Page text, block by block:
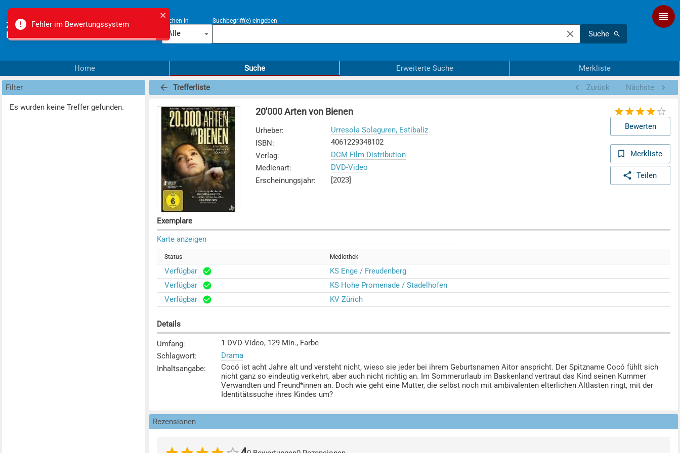
Fehler im Bewertungssystem
Zürcher Mittel- und
Berufsschulmediotheken
Suchen in
Alle
Suchbegriff(e) eingeben
Suche
Home Suche Erweiterte Suche Merkliste
Filter
Es wurden keine Treffer gefunden.
Trefferliste Zurück Nächste
20'000 Arten von Bienen
Urheber:
Urresola Solaguren, Estibaliz
ISBN:
4061229348102
Verlag:
DCM Film Distribution
Medienart:
DVD-Video
Erscheinungsjahr: [2023]
Bewerten
Merkliste
Teilen
Exemplare
Karte anzeigen
Status Mediothek
Verfügbar
KS Enge / Freudenberg
Verfügbar
KS Hohe Promenade / Stadelhofen
Verfügbar
KV Zürich
Details
Umfang:
1 DVD-Video, 129 Min., Farbe
Schlagwort:
Drama
Inhaltsangabe:
Cocó ist acht Jahre alt und versteht nicht, wieso sie jeder bei ihrem Geburtsnamen Aitor anspricht. Der Spitzname Cocó fühlt sich
nicht ganz so eindeutig verkehrt, aber auch nicht richtig an. Im Sommerurlaub im Baskenland vertraut das Kind seinen Kummer
Verwandten und Freund*innen an. Doch wie geht eine Mutter, die selbst noch mit ambivalenten elterlichen Altlasten ringt, mit der
Identitätssuche ihres Kindes um?
Rezensionen